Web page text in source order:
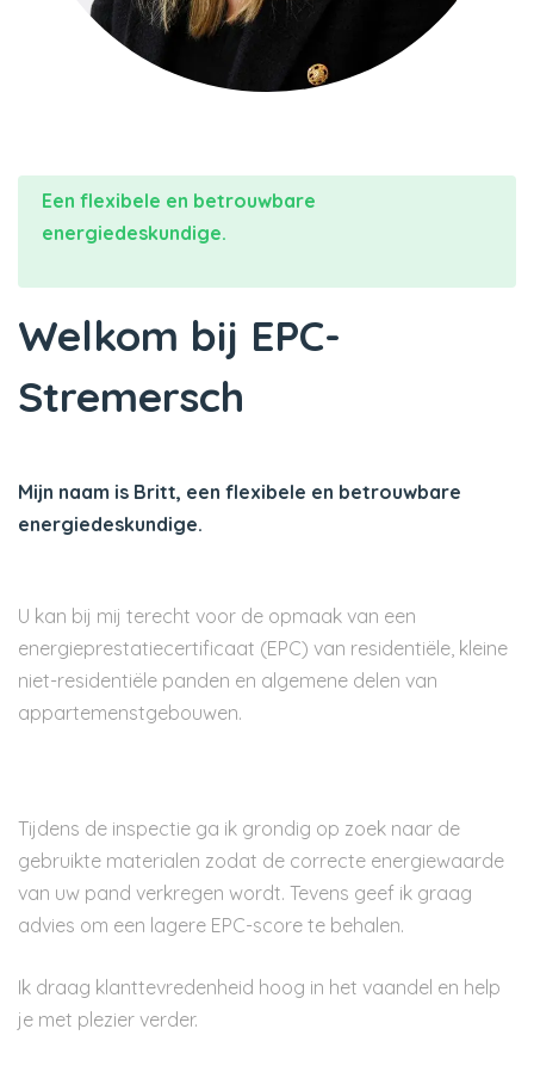
Een flexibele en betrouwbare
energiedeskundige.
Welkom bij EPC-
Stremersch
Mijn naam is Britt, een flexibele en betrouwbare
energiedeskundige.
U kan bij mij terecht voor de opmaak van een
energieprestatiecertificaat (EPC) van residentiële, kleine
niet-residentiële panden en algemene delen van
appartemenstgebouwen.
Tijdens de inspectie ga ik grondig op zoek naar de
gebruikte materialen zodat de correcte energiewaarde
van uw pand verkregen wordt. Tevens geef ik graag
advies om een lagere EPC-score te behalen.
Ik draag klanttevredenheid hoog in het vaandel en help
je met plezier verder.